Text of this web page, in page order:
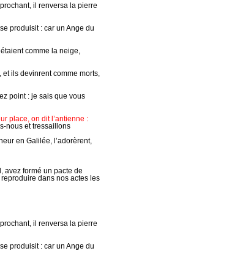
il renversa la pierre
produisit : car un Ange du
étaient comme la neige,
et ils devinrent comme morts,
point : je sais que vous
place, on dit l’antienne :
nous et tressaillons
en Galilée, l’adorèrent,
avez formé un pacte de
dans nos actes les
il renversa la pierre
produisit : car un Ange du